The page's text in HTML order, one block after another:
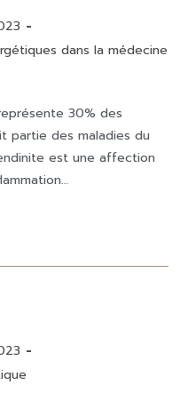
dans la médecine
30% des
partie des maladies du
est une affection